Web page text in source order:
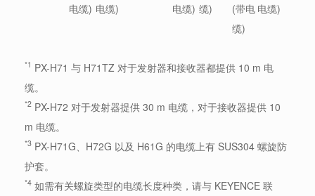
电缆) 电缆)
电缆) 缆)
(带电
缆)
电缆)
*1 PX-H71 与 H71TZ 对于发射器和接收器都提供 10 m 电
缆。
*2 PX-H72 对于发射器提供 30 m 电缆，对于接收器提供 10
m 电缆。
*3 PX-H71G、H72G 以及 H61G 的电缆上有 SUS304 螺旋防
护套。
*4 如需有关螺旋类型的电缆长度种类，请与 KEYENCE 联